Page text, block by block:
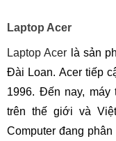
Laptop Acer
Laptop Acer là sản
Đài Loan. Acer tiếp
1996. Đến nay, máy
trên thế giới và
Computer đang